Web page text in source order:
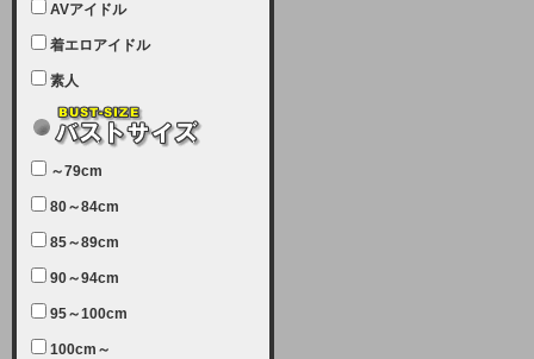
2025-07-05 (土)
【サーバーメンテナンス完了のお知
本日、サーバーメンテナンスのため
ユーザー様には大変ご迷惑をおかけ
しました。無事、メンテナンスが完
致します。
2025-06-11 (水)
【サーバーメンテナンス実施につい
7月5日（土曜日）午前7：00から午
AVアイドル
着エロアイドル
素人
～79cm
80～84cm
85～89cm
90～94cm
95～100cm
100cm～